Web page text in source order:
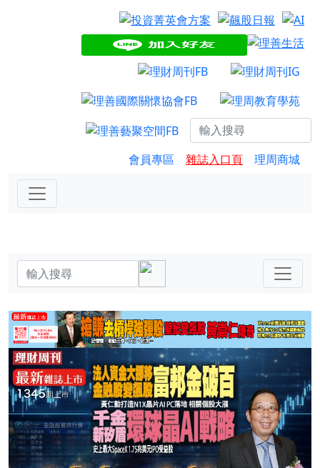
會員專區 雜誌入口頁 理周商城